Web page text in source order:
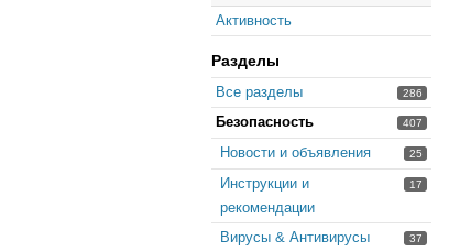
Активность
Разделы
286
Все разделы
407
Безопасность
25
Новости и объявления
17
Инструкции и
рекомендации
37
Вирусы & Антивирусы